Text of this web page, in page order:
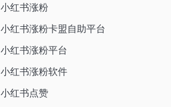
小红书涨粉
小红书涨粉卡盟自助平台
小红书涨粉平台
小红书涨粉软件
小红书点赞